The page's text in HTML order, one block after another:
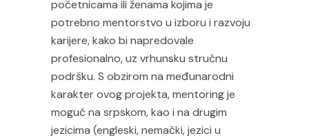
početnicama ili ženama kojima je
potrebno mentorstvo u izboru i razvoju
karijere, kako bi napredovale
profesionalno, uz vrhunsku stručnu
podršku. S obzirom na međunarodni
karakter ovog projekta, mentoring je
moguć na srpskom, kao i na drugim
jezicima (engleski, nemački, jezici u